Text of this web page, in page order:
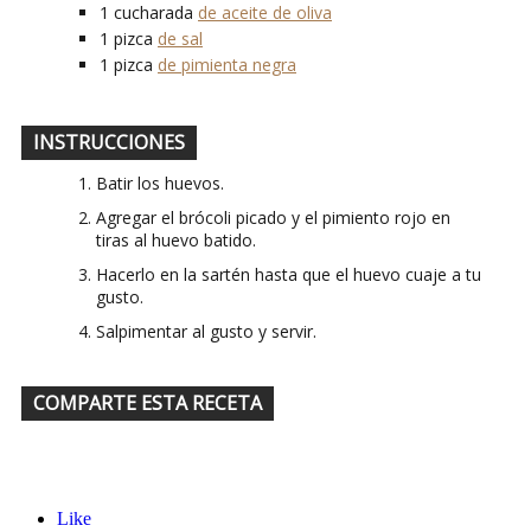
1 cucharada de aceite de oliva
1 pizca de sal
1 pizca de pimienta negra
INSTRUCCIONES
Batir los huevos.
Agregar el brócoli picado y el pimiento rojo en
tiras al huevo batido.
Hacerlo en la sartén hasta que el huevo cuaje a tu
gusto.
Salpimentar al gusto y servir.
COMPARTE ESTA RECETA
Like